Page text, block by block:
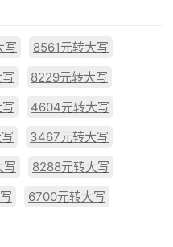
写
8561元转大写
8229元转大写
4604元转大写
3467元转大写
写
8288元转大写
6700元转大写